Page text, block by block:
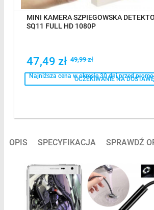
MINI KAMERA SZPIEGOWSKA
SQ11 FULL HD 1080P
47,49 zł 49,99 zł
Najniższa cena w okresie 30 dni przed
OCZEKIWANIE NA DOSTAWĘ
OPIS SPECYFIKACJA SPRAWDŹ